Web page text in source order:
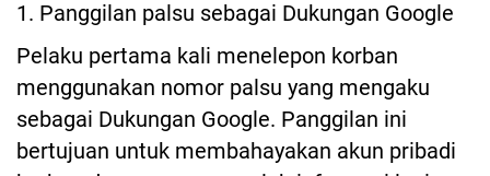
1. Panggilan palsu sebagai Dukungan Google
Pelaku pertama kali menelepon korban
menggunakan nomor palsu yang mengaku
sebagai Dukungan Google. Panggilan ini
bertujuan untuk membahayakan akun pribadi